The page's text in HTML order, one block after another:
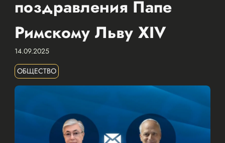
поздравления Папе
Римскому Льву XIV
14.09.2025
ОБЩЕСТВО